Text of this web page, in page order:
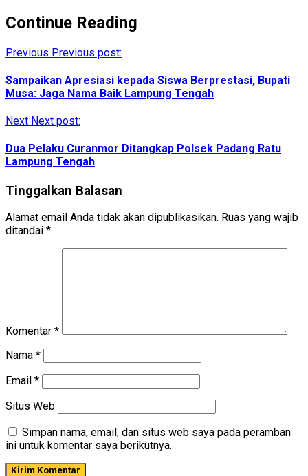
Continue Reading
Previous Previous post:
Sampaikan Apresiasi kepada Siswa Berprestasi, Bupati
Musa: Jaga Nama Baik Lampung Tengah
Next Next post:
Dua Pelaku Curanmor Ditangkap Polsek Padang Ratu
Lampung Tengah
Tinggalkan Balasan
Alamat email Anda tidak akan dipublikasikan. Ruas yang wajib
ditandai *
Komentar *
Nama *
Email *
Situs Web
Simpan nama, email, dan situs web saya pada peramban
ini untuk komentar saya berikutnya.